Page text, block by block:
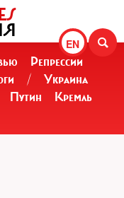
EN
Репрессии
/
Украина
Путин
Кремль